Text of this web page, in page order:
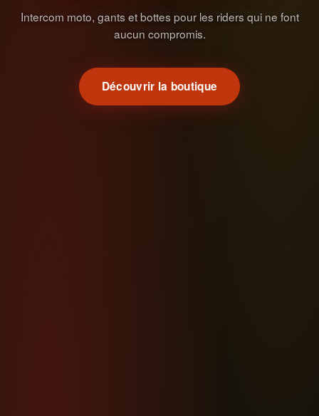
Intercom moto, gants et bottes pour les riders qui ne font
aucun compromis.
Découvrir la boutique